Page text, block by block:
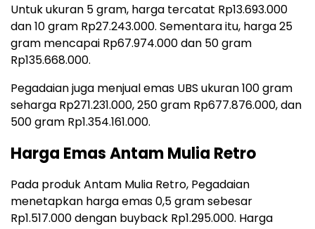
Untuk ukuran 5 gram, harga tercatat Rp13.693.000
dan 10 gram Rp27.243.000. Sementara itu, harga 25
gram mencapai Rp67.974.000 dan 50 gram
Rp135.668.000.
Pegadaian juga menjual emas UBS ukuran 100 gram
seharga Rp271.231.000, 250 gram Rp677.876.000, dan
500 gram Rp1.354.161.000.
Harga Emas Antam Mulia Retro
Pada produk Antam Mulia Retro, Pegadaian
menetapkan harga emas 0,5 gram sebesar
Rp1.517.000 dengan buyback Rp1.295.000. Harga